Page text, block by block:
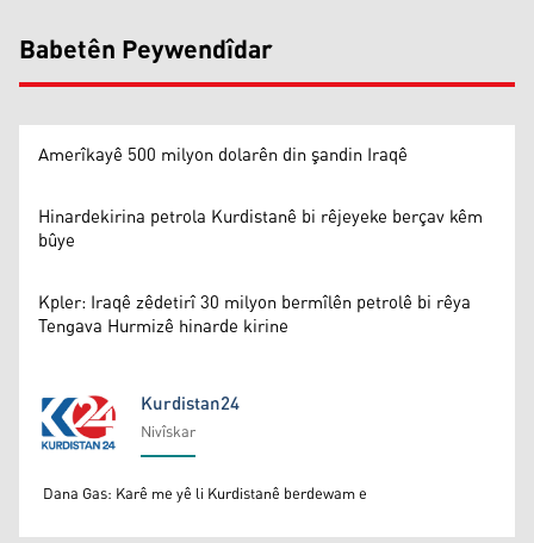
Babetên Peywendîdar
Amerîkayê 500 milyon dolarên din şandin Iraqê
Hinardekirina petrola Kurdistanê bi rêjeyeke berçav kêm
bûye
Kpler: Iraqê zêdetirî 30 milyon bermîlên petrolê bi rêya
Tengava Hurmizê hinarde kirine
Kurdistan24
Kurdistan24
Nivîskar
Dana Gas: Karê me yê li Kurdistanê berdewam e